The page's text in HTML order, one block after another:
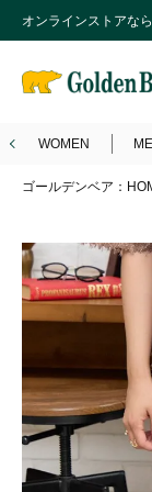
オンラインストアなら
WOMEN
ゴールデンベア：